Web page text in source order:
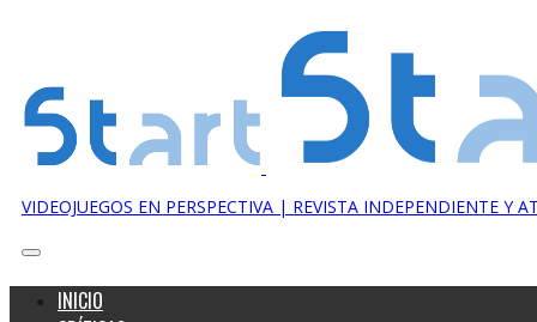
VIDEOJUEGOS EN PERSPECTIVA | REVISTA INDEPENDIENTE Y
INICIO